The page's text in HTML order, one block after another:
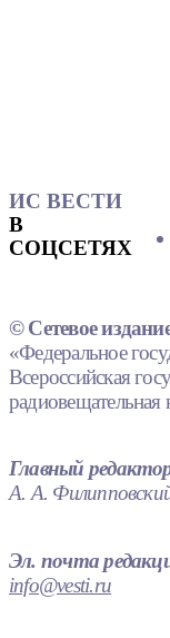
ИС ВЕСТИ
В
СОЦСЕТЯХ
© Сетевое
«Федеральное
Всероссийская
Главный
А. А.
Эл. почта
info@vesti.ru